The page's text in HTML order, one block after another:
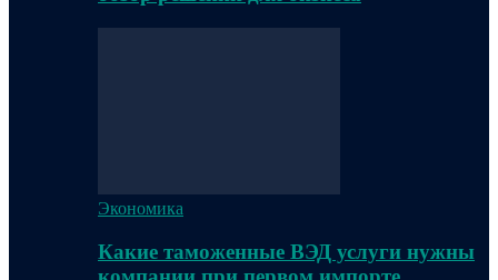
Экономика
Какие таможенные ВЭД услуги нужны